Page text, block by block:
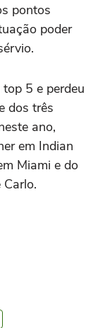
pontos
poder
5 e perdeu
dos três
ano,
em Indian
Miami e do